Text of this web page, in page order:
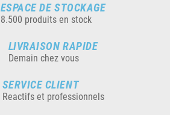
ESPACE DE STOCKAGE
8.500 produits en stock
LIVRAISON RAPIDE
Demain chez vous
SERVICE CLIENT
Reactifs et professionnels